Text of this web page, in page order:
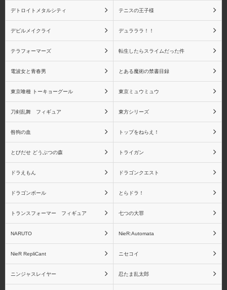
火憐
物語シリーズ 斧乃木余
物語シリーズ キスショ
ートアンダーブレード
物語シリーズ その他キ
ャラクター
NieR RepliCant Fateシリーズ
fate/stay night
デトロイトメタルシティ テニスの王子様
デビルメイクライ デュラララ！！
テラフォーマーズ 転生したらスライムだった件
電波女と青春男 とある魔術の禁書目録
東京喰種 トーキョーグール 東京ミュウミュウ
刀剣乱舞 フィギュア 東方シリーズ
咎狗の血 トップをねらえ！
とびだせ どうぶつの森 トライガン
ドラえもん ドラゴンクエスト
ドラゴンボール とらドラ！
トランスフォーマー フィギュア 七つの大罪
NARUTO NieR:Automata
NieR RepliCant ニセコイ
ニンジャスレイヤー 忍たま乱太郎